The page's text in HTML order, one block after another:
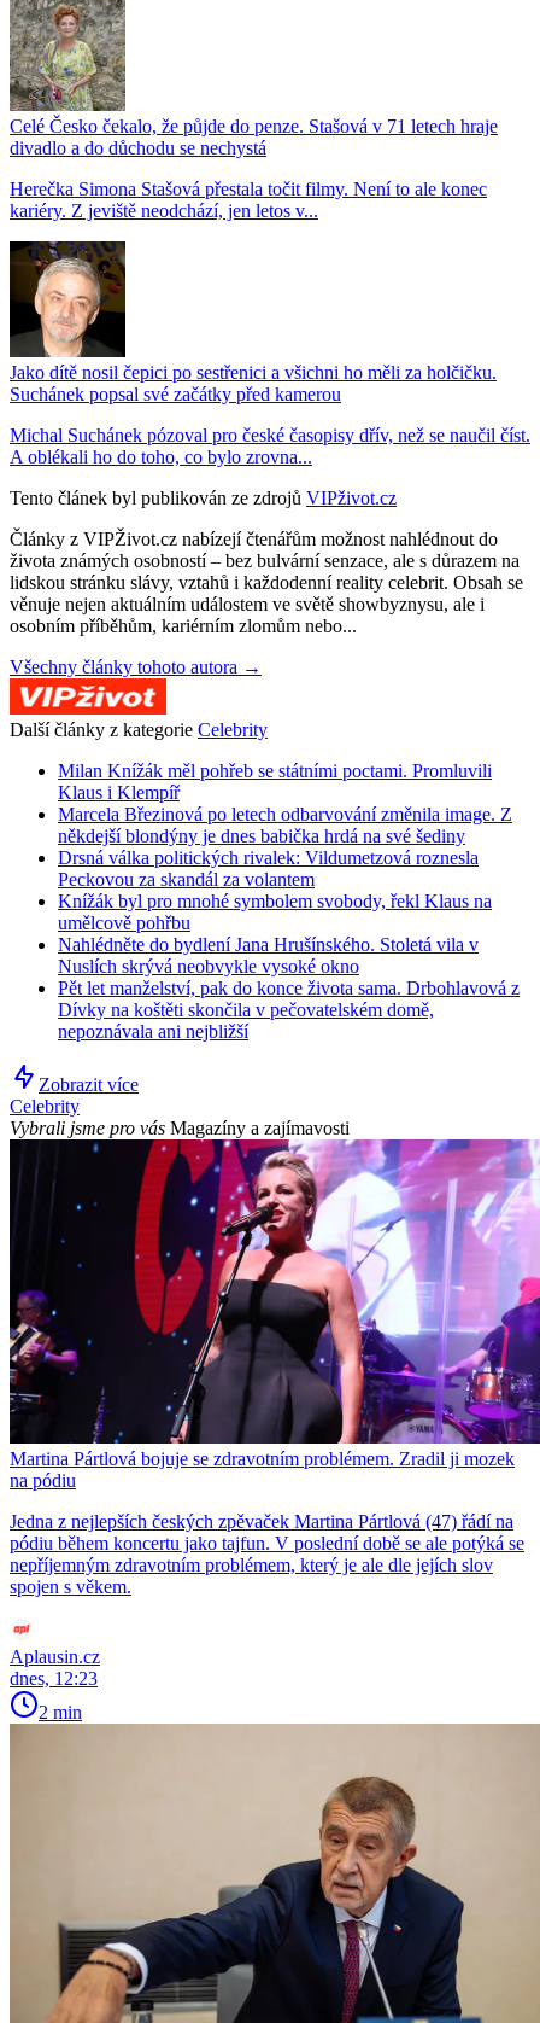
Celé Česko čekalo, že půjde do penze. Stašová v 71 letech hraje
divadlo a do důchodu se nechystá
Herečka Simona Stašová přestala točit filmy. Není to ale konec
kariéry. Z jeviště neodchází, jen letos v...
Jako dítě nosil čepici po sestřenici a všichni ho měli za holčičku.
Suchánek popsal své začátky před kamerou
Michal Suchánek pózoval pro české časopisy dřív, než se naučil číst.
A oblékali ho do toho, co bylo zrovna...
Tento článek byl publikován ze zdrojů VIPživot.cz
Články z VIPŽivot.cz nabízejí čtenářům možnost nahlédnout do
života známých osobností – bez bulvární senzace, ale s důrazem na
lidskou stránku slávy, vztahů i každodenní reality celebrit. Obsah se
věnuje nejen aktuálním událostem ve světě showbyznysu, ale i
osobním příběhům, kariérním zlomům nebo...
Všechny články tohoto autora →
Další články z kategorie Celebrity
Milan Knížák měl pohřeb se státními poctami. Promluvili
Klaus i Klempíř
Marcela Březinová po letech odbarvování změnila image. Z
někdejší blondýny je dnes babička hrdá na své šediny
Drsná válka politických rivalek: Vildumetzová roznesla
Peckovou za skandál za volantem
Knížák byl pro mnohé symbolem svobody, řekl Klaus na
umělcově pohřbu
Nahlédněte do bydlení Jana Hrušínského. Stoletá vila v
Nuslích skrývá neobvykle vysoké okno
Pět let manželství, pak do konce života sama. Drbohlavová z
Dívky na koštěti skončila v pečovatelském domě,
nepoznávala ani nejbližší
Zobrazit více
Celebrity
Vybrali jsme pro vás Magazíny a zajímavosti
Martina Pártlová bojuje se zdravotním problémem. Zradil ji mozek
na pódiu
Jedna z nejlepších českých zpěvaček Martina Pártlová (47) řádí na
pódiu během koncertu jako tajfun. V poslední době se ale potýká se
nepříjemným zdravotním problémem, který je ale dle jejích slov
spojen s věkem.
Aplausin.cz
dnes, 12:23
2 min